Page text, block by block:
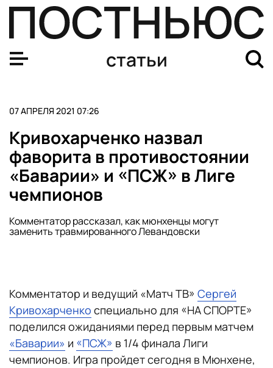
статьи
07 АПРЕЛЯ 2021 07:26
Кривохарченко назвал
фаворита в противостоянии
«Баварии» и «ПСЖ» в Лиге
чемпионов
Комментатор рассказал, как мюнхенцы могут
заменить травмированного Левандовски
Комментатор и ведущий «Матч ТВ» Сергей
Кривохарченко специально для «НА СПОРТЕ»
поделился ожиданиями перед первым матчем
«Баварии» и «ПСЖ» в 1/4 финала Лиги
чемпионов. Игра пройдет сегодня в Мюнхене,
Zoom запретил российским чиновникам и